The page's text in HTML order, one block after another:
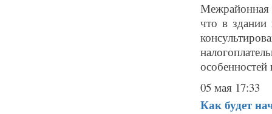
что в здании
05 мая 17:33
Как будет